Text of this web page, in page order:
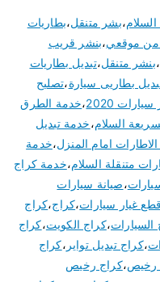
،بشر متنقل،بطاريات
من موقعي،بنشر قريب
،بنشر متنقل،تبديل بطاريات
بطاريى سيارة،تصليح
2020 ،خدمة الطرق
السلام،خدمة تبديل
امام المنزل،خدمة
متنقلة السلام،خدمة كراج
،صيانة سيارات
قطع غيار سيارات،كراج،كراج
السيارات،كراج الكويت،كراج
،كراج تبديل تواير ،كراج
رخيص،كراج رخيص